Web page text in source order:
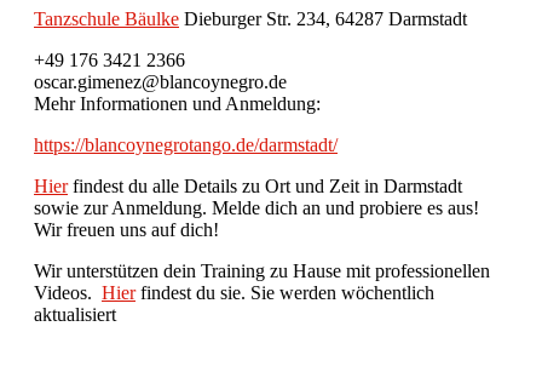
Tanzschule Bäulke Dieburger Str. 234, 64287 Darmstadt
+49 176 3421 2366
oscar.gimenez@blancoynegro.de
Mehr Informationen und Anmeldung:
https://blancoynegrotango.de/darmstadt/
Hierfindest du alle Details zu Ort und Zeit in Darmstadt
sowie zur Anmeldung. Melde dich an und probiere es aus!
Wir freuen uns auf dich!
Wir unterstützen dein Training zu Hause mit professionellen
Videos. Hierfindest du sie. Sie werden wöchentlich
aktualisiert